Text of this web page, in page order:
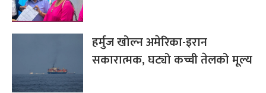
हर्मुज खोल्न अमेरिका-इरान
सकारात्मक, घट्यो कच्ची तेलको मूल्य